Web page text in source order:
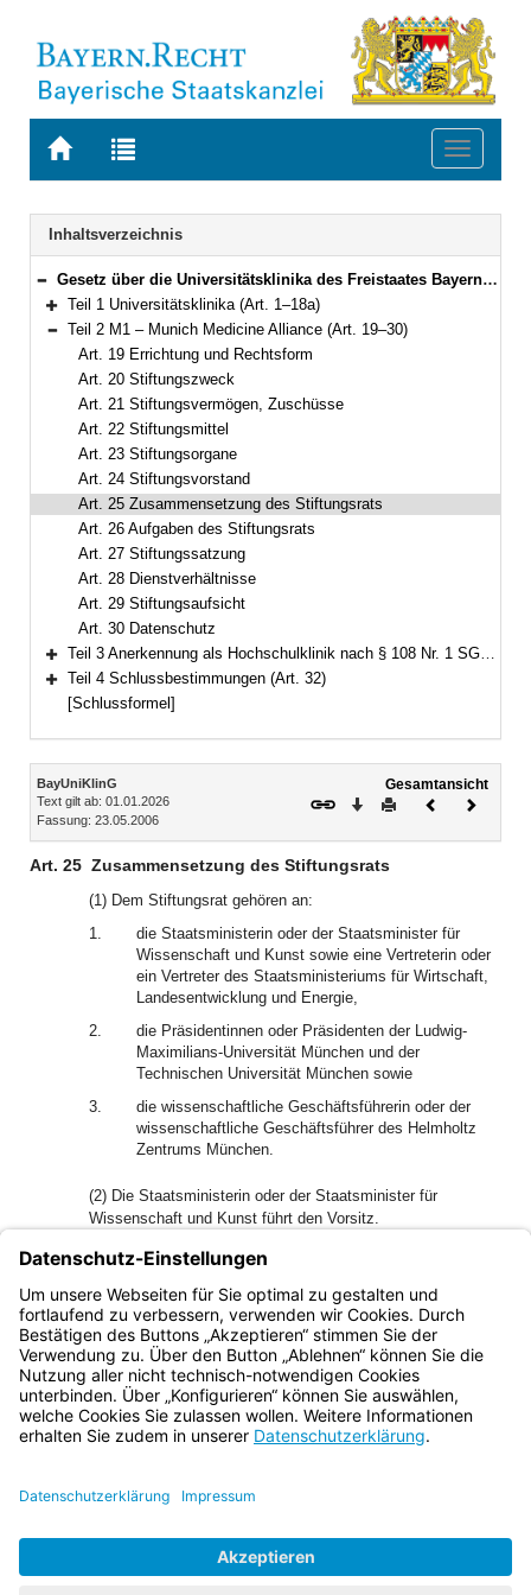
Zur
BAYERN.RECHT
Zur
letzten
Suche
Toggle
Navigation
Inhaltsverzeichnis
Bereich reduzieren
Gesetz über die Universitätsklinika des Freistaates Bayern (Bayerisches Universitätsklinikagesetz – BayUniKlinG) Vom 23. Mai 2006 (GVBl. S. 285) BayRS 2210-2-4-WK (Art. 1–32)
Bereich erweitern
Teil 1 Universitätsklinika (Art. 1–18a)
Bereich reduzieren
Teil 2 M1 – Munich Medicine Alliance (Art. 19–30)
Art. 19 Errichtung und Rechtsform
Art. 20 Stiftungszweck
Art. 21 Stiftungsvermögen, Zuschüsse
Art. 22 Stiftungsmittel
Art. 23 Stiftungsorgane
Art. 24 Stiftungsvorstand
Art. 25 Zusammensetzung des Stiftungsrats
Art. 26 Aufgaben des Stiftungsrats
Art. 27 Stiftungssatzung
Art. 28 Dienstverhältnisse
Art. 29 Stiftungsaufsicht
Art. 30 Datenschutz
Bereich erweitern
Teil 3 Anerkennung als Hochschulklinik nach § 108 Nr. 1 SGB V (Art. 31)
Bereich erweitern
Teil 4 Schlussbestimmungen (Art. 32)
[Schlussformel]
Inhalt
BayUniKlinG
Text gilt ab: 01.01.2026
Fassung: 23.05.2006
Gesamtansicht
Download
DruckenVorheriges
Art. 25 Zusammensetzung des Stiftungsrats
(1) Dem Stiftungsrat gehören an:
1.
die Staatsministerin oder der Staatsminister für
Wissenschaft und Kunst sowie eine Vertreterin oder
ein Vertreter des Staatsministeriums für Wirtschaft,
Landesentwicklung und Energie,
2.
die Präsidentinnen oder Präsidenten der Ludwig-
Maximilians-Universität München und der
Technischen Universität München sowie
3.
die wissenschaftliche Geschäftsführerin oder der
wissenschaftliche Geschäftsführer des Helmholtz
Zentrums München.
(2) Die Staatsministerin oder der Staatsminister für
Wissenschaft und Kunst führt den Vorsitz.
(3) Die Mitglieder des Stiftungsrats können sich durch eine
vom jeweiligen Mitglied benannte und einer der in Abs. 1
genannten Institutionen angehörende Person vertreten
lassen.
Bayern.de
BayernPortal
Impressum